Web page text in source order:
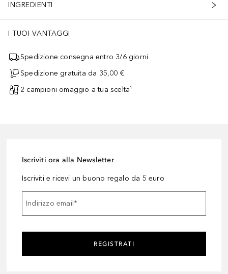
INGREDIENTI
I TUOI VANTAGGI
Spedizione consegna entro 3/6 giorni
Spedizione gratuita da 35,00 €
2 campioni omaggio a tua scelta¹
Iscriviti ora alla Newsletter
Iscriviti e ricevi un buono regalo da 5 euro
Indirizzo email*
REGISTRATI